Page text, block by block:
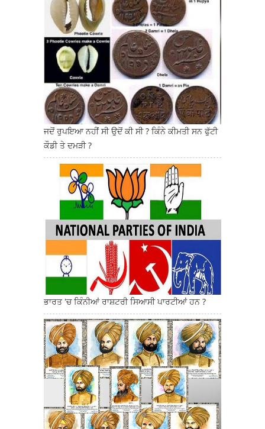
ਜਦੋਂ ਰੁਪਇਆ ਨਹੀਂ ਸੀ ਉਦੋਂ ਕੀ ਸੀ ? ਕਿੰਨੇ ਕੀਮਤੀ ਸਨ ਫੁੱਟੀ
ਕੌਡੀ ਤੇ ਦਮੜੀ ?
ਭਾਰਤ 'ਚ ਕਿੰਨੀਆਂ ਰਾਸ਼ਟਰੀ ਸਿਆਸੀ ਪਾਰਟੀਆਂ ਹਨ ?